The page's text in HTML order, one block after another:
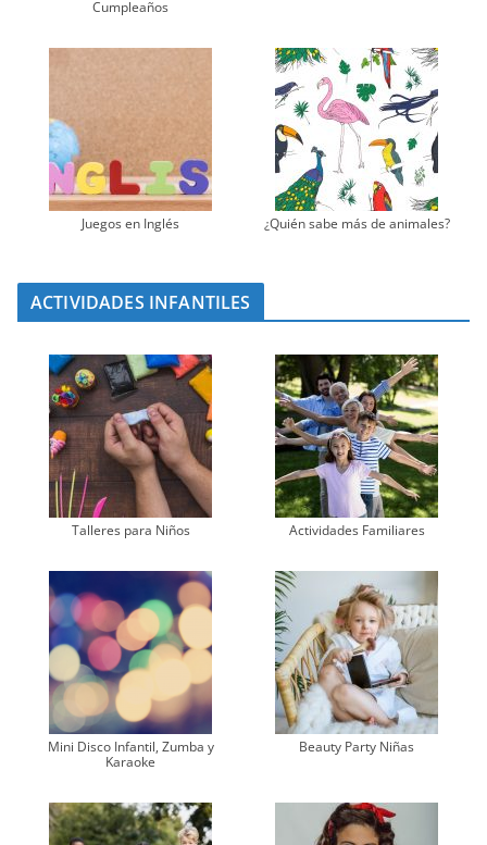
Cumpleaños
Juegos en Inglés ¿Quién sabe más de animales?
ACTIVIDADES INFANTILES
Talleres para Niños Actividades Familiares
Mini Disco Infantil, Zumba y
Karaoke
Beauty Party Niñas